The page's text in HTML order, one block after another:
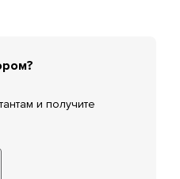
и получите